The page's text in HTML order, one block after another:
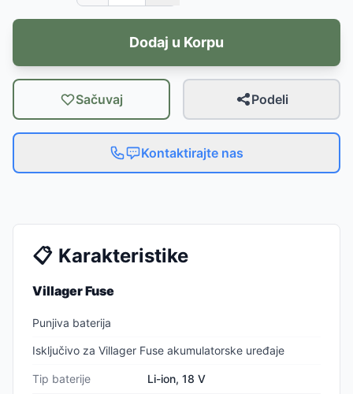
Dodaj u Korpu
Sačuvaj Podeli
Kontaktirajte nas
📋 Karakteristike
Villager Fuse
Punjiva baterija
Isključivo za Villager Fuse akumulatorske uređaje
Tip baterije Li-ion, 18 V